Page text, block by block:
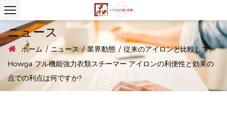
ニュース
ホーム/ ニュース/業界動態 / 従来のアイロンと比較して、
Howga フル機能強力衣類スチーマー アイロンの利便性と効果の
点での利点は何ですか?